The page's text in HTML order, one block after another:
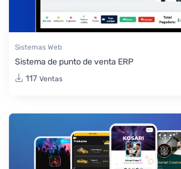
Sistemas Web
Sistema de punto de venta ERP
117 Ventas